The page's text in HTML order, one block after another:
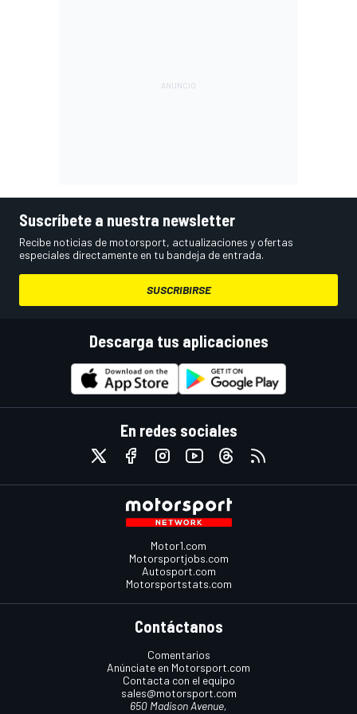
Suscríbete a nuestra newsletter
Recibe noticias de motorsport, actualizaciones y ofertas
especiales directamente en tu bandeja de entrada.
SUSCRIBIRSE
Descarga tus aplicaciones
En redes sociales
Motor1.com
Motorsportjobs.com
Autosport.com
Motorsportstats.com
Contáctanos
Comentarios
Anúnciate en Motorsport.com
Contacta con el equipo
sales@motorsport.com
650 Madison Avenue,